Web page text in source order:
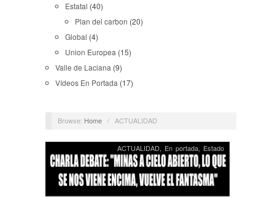
Estatal (40)
Plan del carbon (20)
Global (4)
Union Europea (15)
Valle de Laciana (9)
Vídeos En Portada (17)
Browse: Home / ACTUALIDAD
ACTUALIDAD, En portada, Estado